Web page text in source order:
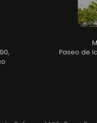
Paseo de